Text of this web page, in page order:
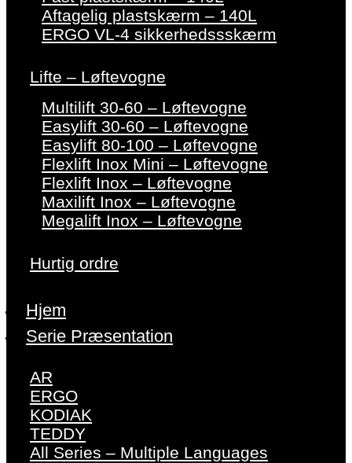
Aftagelig plastskærm – 140L
ERGO VL-4 sikkerhedssskærm
Lifte – Løftevogne
Multilift 30-60 – Løftevogne
Easylift 30-60 – Løftevogne
Easylift 80-100 – Løftevogne
Flexlift Inox Mini – Løftevogne
Flexlift Inox – Løftevogne
Maxilift Inox – Løftevogne
Megalift Inox – Løftevogne
Hurtig ordre
Hjem
Serie Præsentation
AR
ERGO
KODIAK
TEDDY
All Series – Multiple Languages